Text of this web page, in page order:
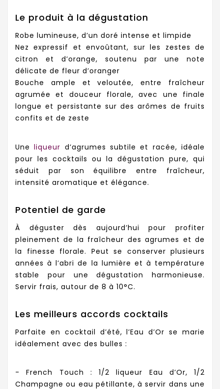
Le produit à la dégustation
Robe lumineuse, d’un doré intense et limpide
Nez expressif et envoûtant, sur les zestes de
citron et d’orange, soutenu par une note
délicate de fleur d’oranger
Bouche ample et veloutée, entre fraîcheur
agrumée et douceur florale, avec une finale
longue et persistante sur des arômes de fruits
confits et de zeste
Uneliqueur d’agrumes subtile et racée, idéale
pour les cocktails ou la dégustation pure, qui
séduit par son équilibre entre fraîcheur,
intensité aromatique et élégance.
Potentiel de garde
À déguster dès aujourd’hui pour profiter
pleinement de la fraîcheur des agrumes et de
la finesse florale. Peut se conserver plusieurs
années à l’abri de la lumière et à température
stable pour une dégustation harmonieuse.
Servir frais, autour de 8 à 10°C.
Les meilleurs accords cocktails
Parfaite en cocktail d’été, l’Eau d’Or se marie
idéalement avec des bulles :
- French Touch : 1/2 liqueur Eau d’Or, 1/2
Champagne ou eau pétillante, à servir dans une